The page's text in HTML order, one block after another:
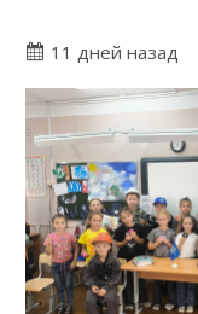
11 дней назад